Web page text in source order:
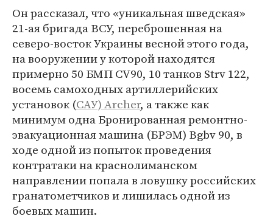
Он рассказал, что «уникальная шведская»
21-ая бригада ВСУ, переброшенная на
северо-восток Украины весной этого года,
на вооружении у которой находятся
примерно 50 БМП CV90, 10 танков Strv 122,
восемь самоходных артиллерийских
установок (САУ) Archer, а также как
минимум одна Бронированная ремонтно-
эвакуационная машина (БРЭМ) Bgbv 90, в
ходе одной из попыток проведения
контратаки на краснолиманском
направлении попала в ловушку российских
гранатометчиков и лишилась одной из
боевых машин.